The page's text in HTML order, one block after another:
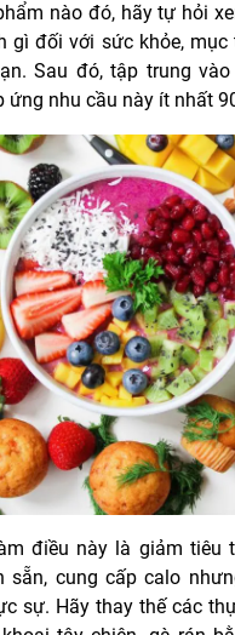
nào đó, hãy tự hỏi
gì đối với sức khỏe, mục
Sau đó, tập trung
ứng nhu cầu này ít nhất
điều này là giảm tiêu
sẵn, cung cấp calo
sự. Hãy thay thế các